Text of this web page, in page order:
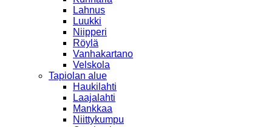
Lahnus
Luukki
Niipperi
Röylä
Vanhakartano
Velskola
Tapiolan alue
Haukilahti
Laajalahti
Mankkaa
Niittykumpu